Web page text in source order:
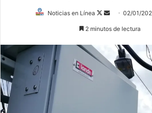
Noticias en Línea
Follow
Send02/01/
2 minutos de lectura